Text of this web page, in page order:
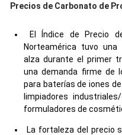
Precios de Carbonato de
El Índice de Precio
Norteamérica tuvo una
alza durante el primer
una demanda firme de
para baterías de iones
limpiadores
formuladores de
La fortaleza del precio